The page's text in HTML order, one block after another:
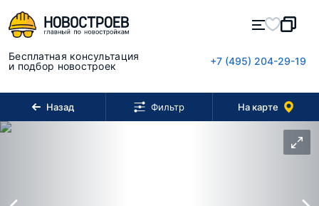
Бесплатная консультация
и подбор новостроек
+7 (495) 204-29-19
Назад Фильтр На карте